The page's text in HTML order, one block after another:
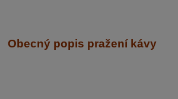
Obecný popis pražení kávy